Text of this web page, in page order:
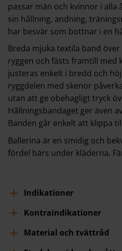
passar män och kvinnor i
sin hållning, andning,
har besvär som bottnar i en
Breda mjuka textila band
ryggen och fästs framtill med
justeras enkelt i bredd och
ryggdelen med skenor
utan att ge obehagligt tryck
Hållningsbandaget ger även
Banden går enkelt att klippa
Ballerina är en smidig och
fördel bärs under kläderna.
Indikationer
Kontraindikationer
Material och tvättråd